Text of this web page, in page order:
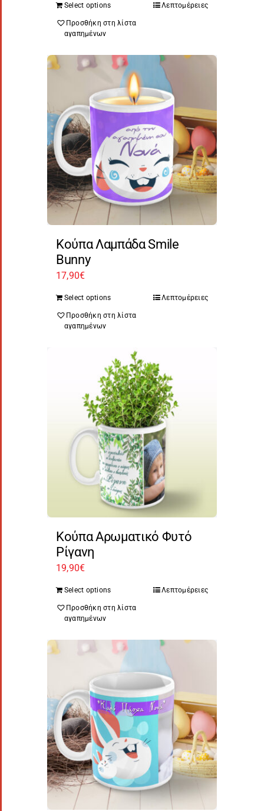
Select options Λεπτομέρειες
Προσθήκη στη λίστα
αγαπημένων
Κούπα Λαμπάδα Smile
Bunny
17,90€
Select options Λεπτομέρειες
Προσθήκη στη λίστα
αγαπημένων
Κούπα Αρωματικό Φυτό
Ρίγανη
19,90€
Select options Λεπτομέρειες
Προσθήκη στη λίστα
αγαπημένων